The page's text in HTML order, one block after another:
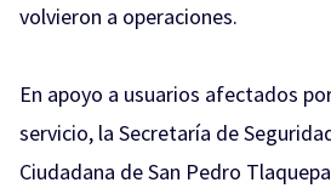
volvieron a operaciones. ️
En apoyo a usuarios afectados
servicio, la Secretaría de
Ciudadana de San Pedro